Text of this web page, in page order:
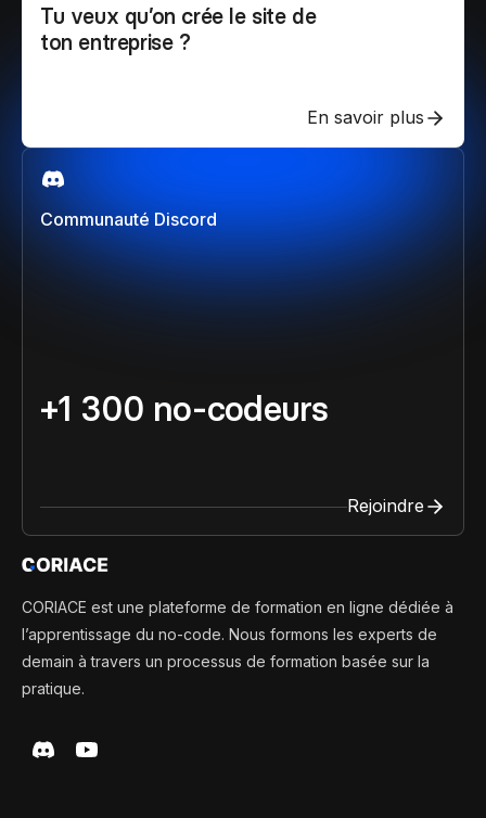
Communauté Discord
+1 300 no-codeurs
Rejoindre
Tu veux qu’on crée le site de
ton entreprise ?
En savoir plus
CORIACE est une plateforme de formation en ligne dédiée à
l’apprentissage du no-code. Nous formons les experts de
demain à travers un processus de formation basée sur la
pratique.